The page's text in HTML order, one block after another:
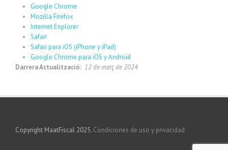
Google Chrome
Mozilla Firefox
Internet Explorer
Safari
Safari para iOS (iPhone y iPad)
Google Chrome para iOS y Android
Darrera Actualització: 12 de març de 2024
Copyright MaatFiscal 2025. Condiciones de uso y privacidad